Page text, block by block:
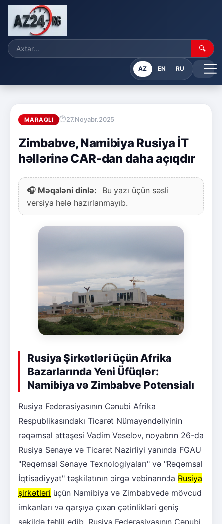
🔍
AZ EN RU
MARAQLI 27.Noyabr.2025
Zimbabve, Namibiya Rusiya İT
həllərinə CAR-dan daha açıqdır
🎧 Məqaləni dinlə:
Bu yazı üçün səsli
versiya hələ hazırlanmayıb.
Rusiya Şirkətləri üçün Afrika
Bazarlarında Yeni Üfüqlər:
Namibiya və Zimbabve Potensialı
Rusiya Federasiyasının Cənubi Afrika
Respublikasındakı Ticarət Nümayəndəliyinin
rəqəmsal attaşesi Vadim Veselov, noyabrın 26-da
Rusiya Sənaye və Ticarət Nazirliyi yanında FGAU
"Rəqəmsal Sənaye Texnologiyaları" və "Rəqəmsal
İqtisadiyyat" təşkilatının birgə vebinarında Rusiya
şirkətləri üçün Namibiya və Zimbabvedə mövcud
imkanları və qarşıya çıxan çətinlikləri geniş
şəkildə təhlil edib. Rusiya Federasiyasının Cənubi